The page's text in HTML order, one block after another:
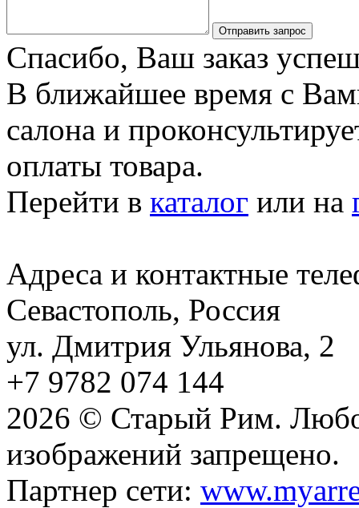
Отправить запрос
Спасибо, Ваш заказ
В ближайшее время с
салона и
оплаты товара.
Перейти в каталог или на
Адреса и контактные
Севастополь, Россия
ул. Дмитрия Ульянова, 2
+7 9782 074 144
2026 © Старый Рим.
изображений запрещено.
Партнер сети: